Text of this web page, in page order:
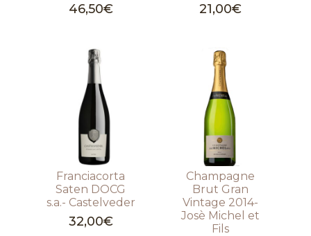
46,50€ 21,00€
Franciacorta
Saten DOCG
s.a.- Castelveder
32,00€
Champagne
Brut Gran
Vintage 2014-
Josè Michel et
Fils